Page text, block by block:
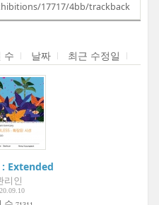
17717/4bb/trackback
수 날짜 최근 수정일
Golden Eye | Atelier Aki
: Extended sight | Atelier Aki
리인